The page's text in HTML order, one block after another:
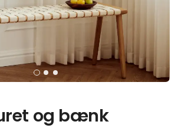
og bænk